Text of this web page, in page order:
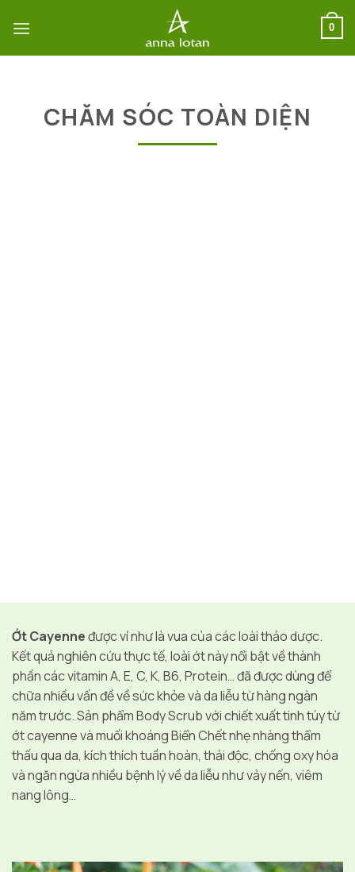
qua
0
CHĂM SÓC TOÀN DIỆN
Ớt Cayenneđược ví như là vua của các loài thảo dược.
Kết quả nghiên cứu thực tế, loài ớt này nổi bật về thành
phần các vitamin A, E, C, K, B6, Protein… đã được dùng để
chữa nhiều vấn đề về sức khỏe và da liễu từ hàng ngàn
năm trước. Sản phẩm Body Scrub với chiết xuất tinh túy từ
ớt cayenne và muối khoáng Biển Chết nhẹ nhàng thẩm
thấu qua da, kích thích tuần hoàn, thải độc, chống oxy hóa
và ngăn ngừa nhiều bệnh lý về da liễu như vảy nến, viêm
nang lông…